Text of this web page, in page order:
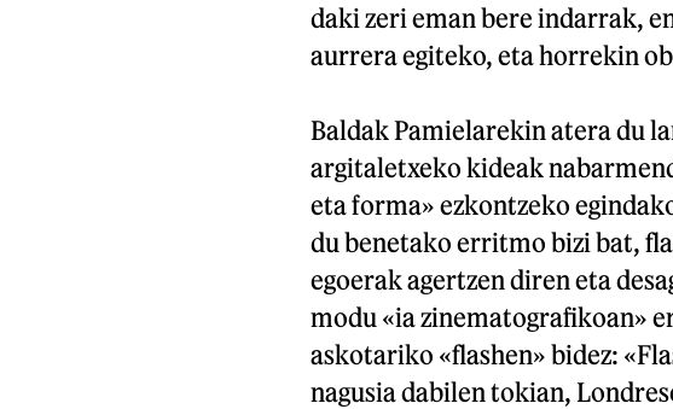
daki zeri eman bere indarrak,
aurrera egiteko, eta horrekin
Baldak Pamielarekin atera du
argitaletxeko kideak
eta forma» ezkontzeko
du benetako erritmo bizi bat,
egoerak agertzen diren eta
modu «ia zinematografikoan»
askotariko «flashen» bidez:
nagusia dabilen tokian,